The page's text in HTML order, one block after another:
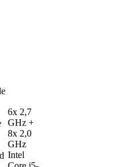
6x 2,7
GHz +
8x 2,0
GHz
Intel